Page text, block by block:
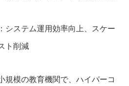
システム運用効率向上、スケー
ト削減
規模の教育機関で、ハイパーコ